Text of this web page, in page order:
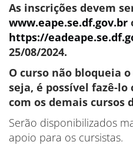
As inscrições devem
www.eape.se.df.gov.br
https://
25/08/2024.
O curso não bloqueia
seja, é possível fazê-
com os demais cursos
Serão disponibilizados
apoio para os cursistas.